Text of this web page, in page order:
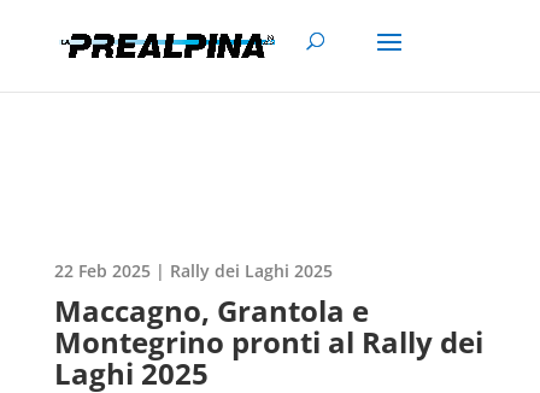
22 Feb 2025| Rally dei Laghi 2025
Maccagno, Grantola e
Montegrino pronti al Rally dei
Laghi 2025